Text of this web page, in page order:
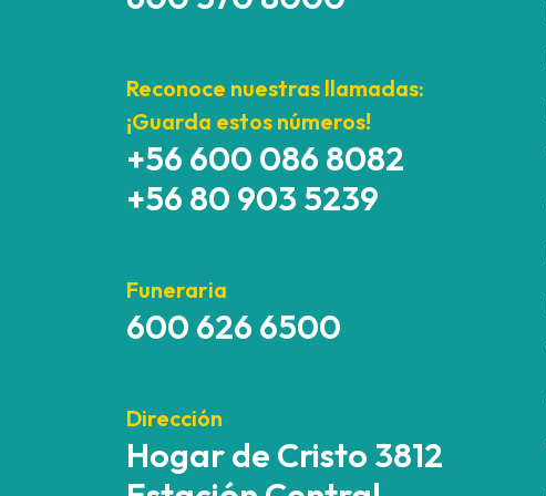
Reconoce nuestras llamadas:
¡Guarda estos números!
+56 600 086 8082
+56 80 903 5239
Funeraria
600 626 6500
Dirección
Hogar de Cristo 3812